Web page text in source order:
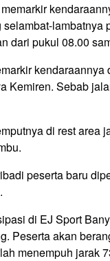
dari pukul 08.00
Kemiren. Sebab
di rest area
peserta baru
di EJ Sport
Peserta akan
menempuh jarak